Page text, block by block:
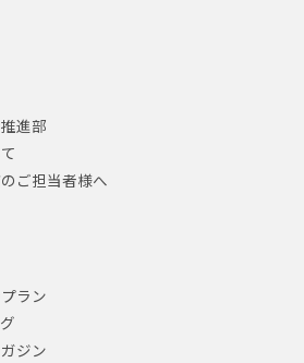
進部
ご担当者様へ
ラン
ジン